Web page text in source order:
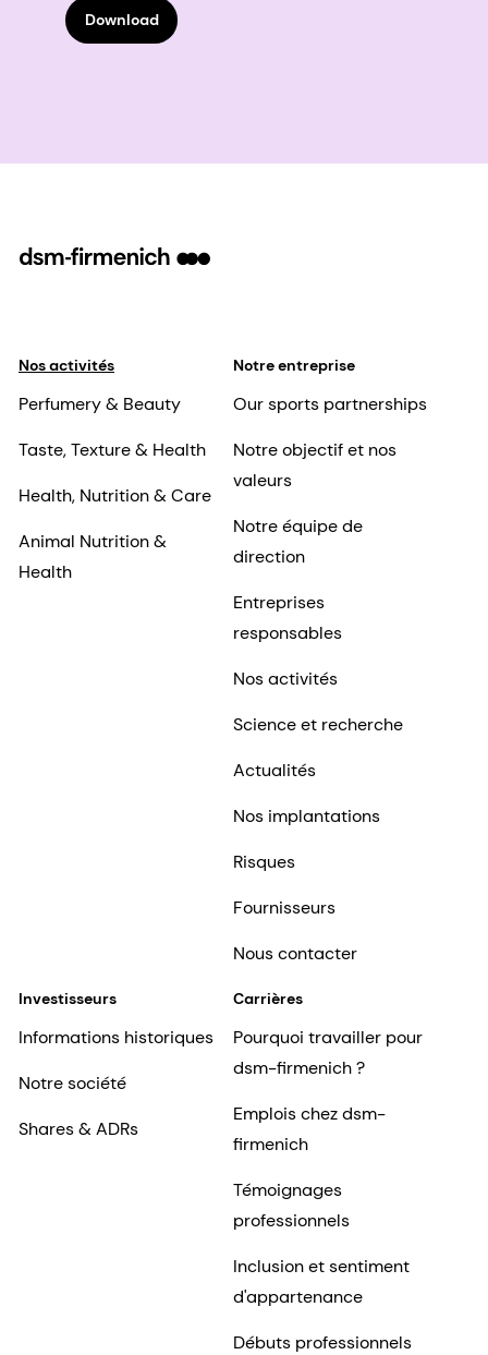
Download
Nos activités
Perfumery & Beauty
Taste, Texture & Health
Health, Nutrition & Care
Animal Nutrition &
Health
Notre entreprise
Our sports partnerships
Notre objectif et nos
valeurs
Notre équipe de
direction
Entreprises
responsables
Nos activités
Science et recherche
Actualités
Nos implantations
Risques
Fournisseurs
Nous contacter
Investisseurs
Informations historiques
Notre société
Shares & ADRs
Carrières
Pourquoi travailler pour
dsm-firmenich ?
Emplois chez dsm-
firmenich
Témoignages
professionnels
Inclusion et sentiment
d'appartenance
Débuts professionnels